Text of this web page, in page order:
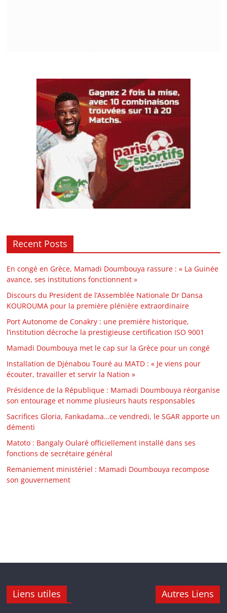
Recent Posts
En congé en Grèce, Mamadi Doumbouya rassure : « La Guinée
avance, ses institutions fonctionnent »
Discours du President de l’Assemblée Nationale Dr Dansa
KOUROUMA pour la première plénière extraordinaire
Port Autonome de Conakry : une première historique,
l’institution décroche la prestigieuse certification ISO 9001
Mamadi Doumbouya met le cap sur la Grèce pour un congé
Installation de Djénabou Touré au MATD : « Je viens pour
écouter, travailler et servir la Nation »
Présidence de la République : Mamadi Doumbouya réorganise
son entourage et nomme plusieurs hauts responsables
Sacrifices Gloria, Fankadama…ce vendredi, le SGAR apporte un
démenti
Matoto : Bangaly Oularé officiellement installé dans ses
fonctions de secrétaire général
Remaniement ministériel : Mamadi Doumbouya recompose
son gouvernement
Liens utiles Autres Liens